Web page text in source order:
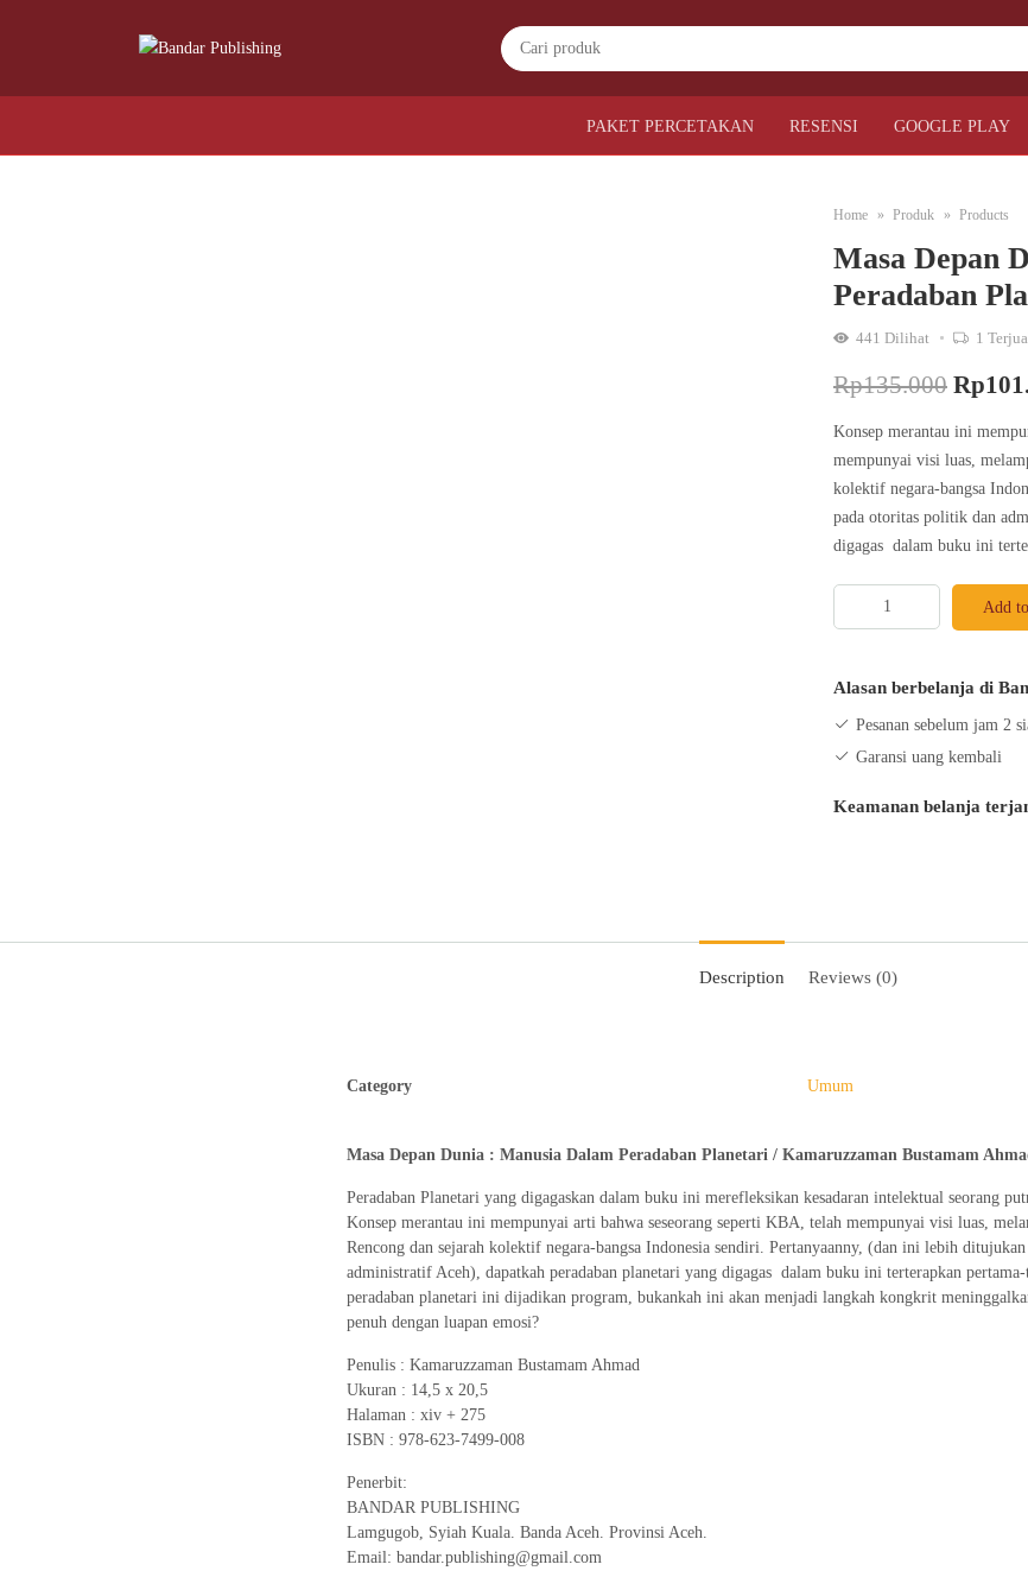
PAKET PERCETAKAN RESENSI GOOGLE PLAY
Home Produk Products
Masa Depan
Peradaban
441 Dilihat 1
Rp135.000
price
was:
Rp
Konsep merantau ini
mempunyai visi luas,
kolektif negara-bangsa
pada otoritas politik dan
digagas dalam buku ini
Depan
:
Peradaban
Planetari
Add
Alasan berbelanja di
Pesanan sebelum jam 2
Garansi uang kembali
Keamanan belanja
Description Reviews (0)
Category Umum
Masa Depan Dunia : Manusia Dalam Peradaban Planetari / Kamaruzzaman Bustamam
Peradaban Planetari yang digagaskan dalam buku ini merefleksikan kesadaran intelektual seorang
Konsep merantau ini mempunyai arti bahwa seseorang seperti KBA, telah mempunyai visi luas,
Rencong dan sejarah kolektif negara-bangsa Indonesia sendiri. Pertanyaanny, (dan ini lebih
administratif Aceh), dapatkah peradaban planetari yang digagas dalam buku ini terterapkan
peradaban planetari ini dijadikan program, bukankah ini akan menjadi langkah kongkrit
penuh dengan luapan emosi?
Penulis : Kamaruzzaman Bustamam Ahmad
Ukuran : 14,5 x 20,5
Halaman : xiv + 275
ISBN : 978-623-7499-008
Penerbit:
BANDAR PUBLISHING
Lamgugob, Syiah Kuala. Banda Aceh. Provinsi Aceh.
Email: bandar.publishing@gmail.com